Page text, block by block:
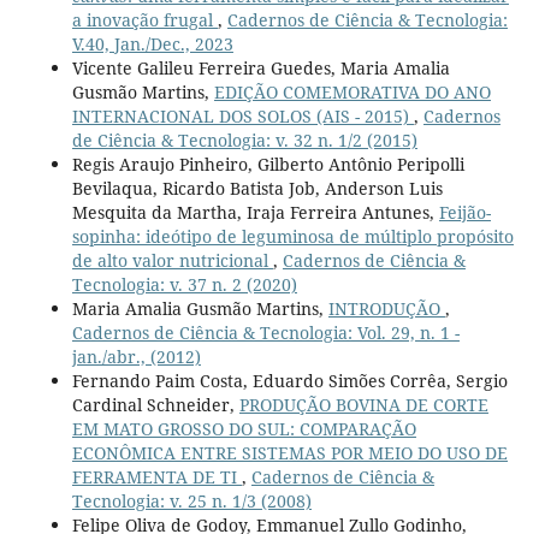
a inovação frugal , Cadernos de Ciência & Tecnologia:
V.40, Jan./Dec., 2023
Vicente Galileu Ferreira Guedes, Maria Amalia
Gusmão Martins, EDIÇÃO COMEMORATIVA DO ANO
INTERNACIONAL DOS SOLOS (AIS - 2015) , Cadernos
de Ciência & Tecnologia: v. 32 n. 1/2 (2015)
Regis Araujo Pinheiro, Gilberto Antônio Peripolli
Bevilaqua, Ricardo Batista Job, Anderson Luis
Mesquita da Martha, Iraja Ferreira Antunes, Feijão-
sopinha: ideótipo de leguminosa de múltiplo propósito
de alto valor nutricional , Cadernos de Ciência &
Tecnologia: v. 37 n. 2 (2020)
Maria Amalia Gusmão Martins, INTRODUÇÃO ,
Cadernos de Ciência & Tecnologia: Vol. 29, n. 1 -
jan./abr., (2012)
Fernando Paim Costa, Eduardo Simões Corrêa, Sergio
Cardinal Schneider, PRODUÇÃO BOVINA DE CORTE
EM MATO GROSSO DO SUL: COMPARAÇÃO
ECONÔMICA ENTRE SISTEMAS POR MEIO DO USO DE
FERRAMENTA DE TI , Cadernos de Ciência &
Tecnologia: v. 25 n. 1/3 (2008)
Felipe Oliva de Godoy, Emmanuel Zullo Godinho,